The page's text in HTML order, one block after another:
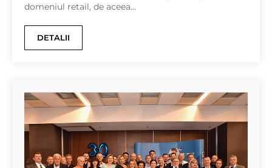
domeniul retail, de aceea...
DETALII